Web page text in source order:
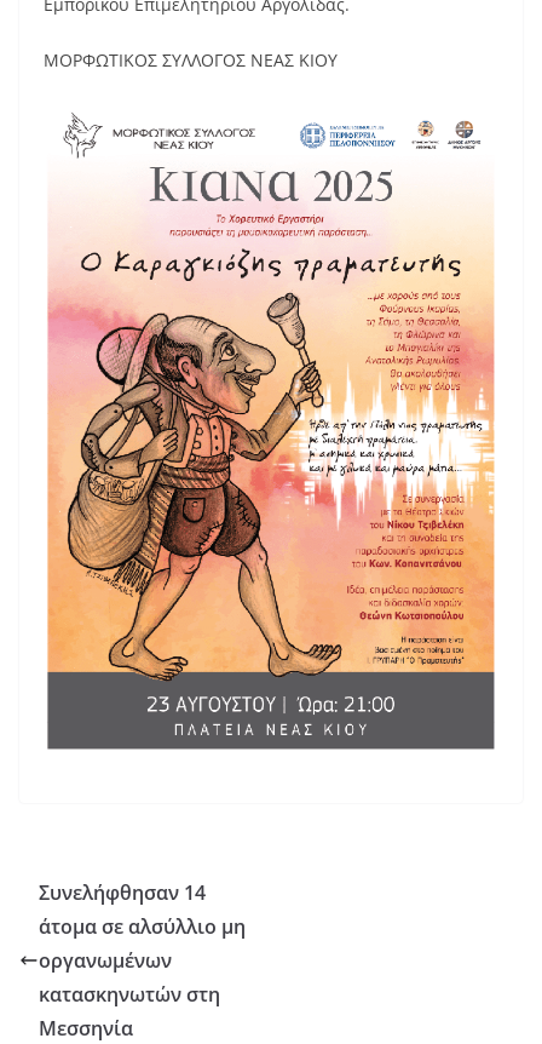
ΜΟΡΦΩΤΙΚΟΣ ΣΥΛΛΟΓΟΣ ΝΕΑΣ ΚΙΟΥ
Συνελήφθησαν 14
άτομα σε αλσύλλιο μη
οργανωμένων
κατασκηνωτών στη
Μεσσηνία